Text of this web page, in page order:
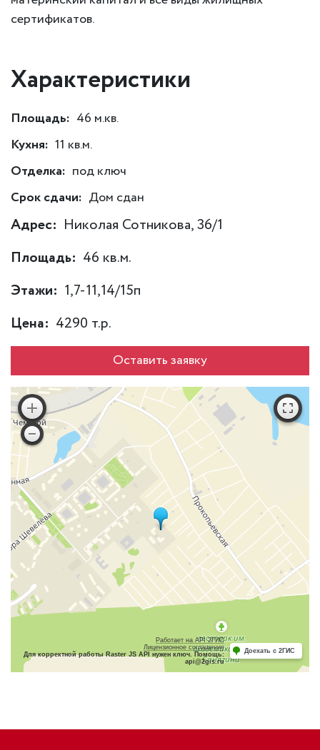
сертификатов.
Характеристики
Площадь: 46 м.кв.
Кухня: 11 кв.м.
Отделка: под ключ
Срок сдачи: Дом сдан
Адрес: Николая Сотникова, 36/1
Площадь: 46 кв.м.
Этажи: 1,7-11,14/15п
Цена: 4290 т.р.
Оставить заявку
Работает на API 2ГИС
Лицензионное соглашение
Для корректной работы Raster JS API нужен ключ. Помощь:
api@2gis.ru
Доехать с 2ГИС